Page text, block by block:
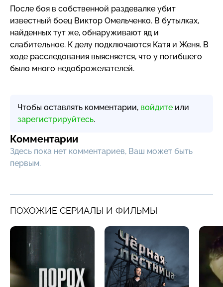
После боя в собственной раздевалке убит
известный боец Виктор Омельченко. В бутылках,
найденных тут же, обнаруживают яд и
слабительное. К делу подключаются Катя и Женя. В
ходе расследования выясняется, что у погибшего
было много недоброжелателей.
Чтобы оставлять комментарии, войдите или
зарегистрируйтесь.
Комментарии
Здесь пока нет комментариев, Ваш может быть
первым.
ПОХОЖИЕ СЕРИАЛЫ И ФИЛЬМЫ